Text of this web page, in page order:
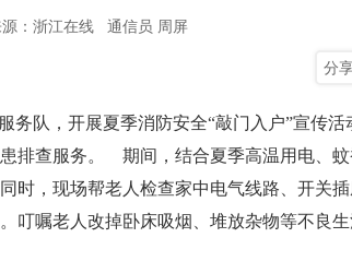
：浙江在线 通信员 周屏
分
队，开展夏季消防安全“敲门入户”宣传活
排查服务。 期间，结合夏季高温用电、蚊
时，现场帮老人检查家中电气线路、开关
叮嘱老人改掉卧床吸烟、堆放杂物等不良生